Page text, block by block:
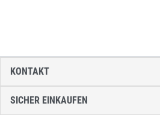
SICHER EINKAUFEN
KONTAKT